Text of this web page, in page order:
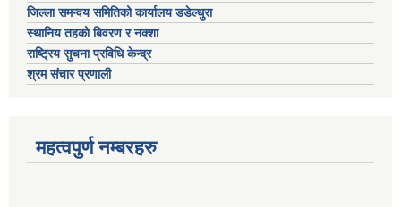
जिल्ला समन्वय समितिको कार्यालय डडेल्धुरा
स्थानिय तहको बिवरण र नक्शा
राष्ट्रिय सुचना प्रविधि केन्द्र
श्रम संचार प्रणाली
महत्वपुर्ण नम्बरहरु